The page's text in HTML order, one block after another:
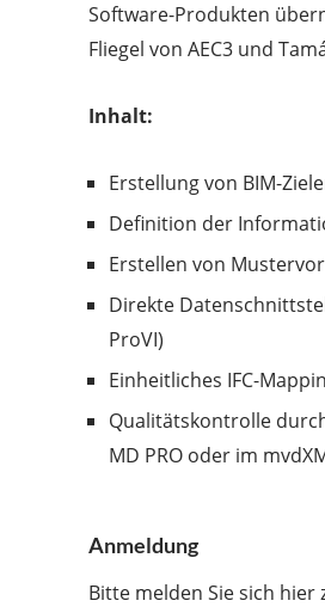
Software-Produkten
Fliegel von AEC3 und
Inhalt:
Erstellung von BIM-
Definition der
Erstellen von
Direkte
ProVI)
Einheitliches IFC-
Qualitätskontrolle
MD PRO oder im
Anmeldung
Bitte melden Sie sich